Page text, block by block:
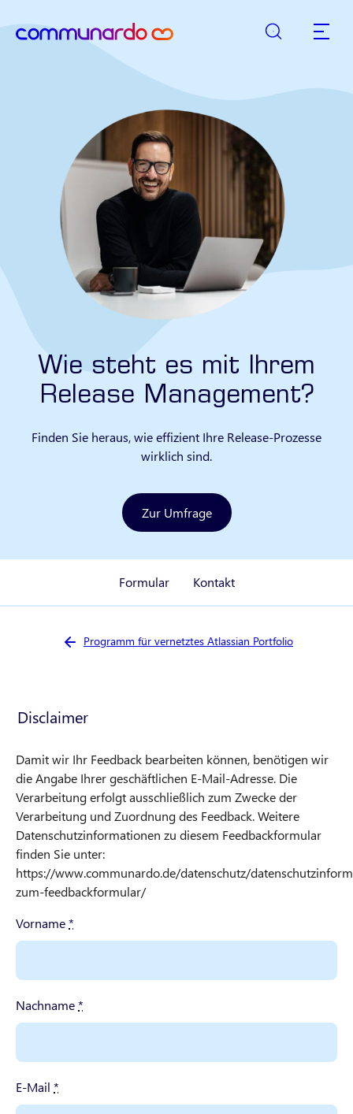
Suche
Wie steht es mit Ihrem
Release Management?
Finden Sie heraus, wie effizient Ihre Release-Prozesse
wirklich sind.
Zur Umfrage
Formular Kontakt
Sie sind hier:
Programm für vernetztes Atlassian Portfolio
Disclaimer
Damit wir Ihr Feedback bearbeiten können, benötigen wir
die Angabe Ihrer geschäftlichen E-Mail-Adresse. Die
Verarbeitung erfolgt ausschließlich zum Zwecke der
Verarbeitung und Zuordnung des Feedback. Weitere
Datenschutzinformationen zu diesem Feedbackformular
finden Sie unter:
https://www.communardo.de/datenschutz/
zum-feedbackformular/
Vorname*
Nachname*
E-Mail *